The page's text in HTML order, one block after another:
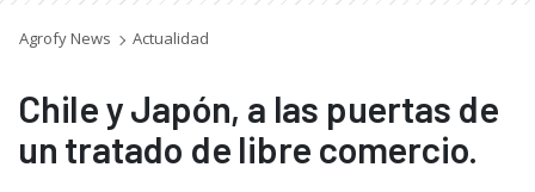
Agrofy News Actualidad
Chile y Japón, a las puertas de
un tratado de libre comercio.